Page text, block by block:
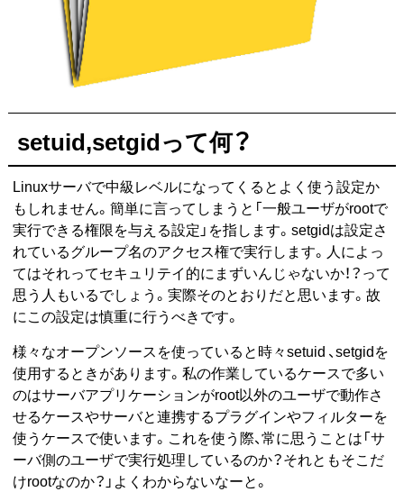
setuid,setgidって何？
Linuxサーバで中級レベルになってくるとよく使う設定か
もしれません。簡単に言ってしまうと「一般ユーザがrootで
実行できる権限を与える設定」を指します。setgidは設定さ
れているグループ名のアクセス権で実行します。人によっ
てはそれってセキュリテイ的にまずいんじゃないか！？って
思う人もいるでしょう。実際そのとおりだと思います。故
にこの設定は慎重に行うべきです。
様々なオープンソースを使っていると時々setuid 、setgidを
使用するときがあります。私の作業しているケースで多い
のはサーバアプリケーションがroot以外のユーザで動作さ
せるケースやサーバと連携するプラグインやフィルターを
使うケースで使います。これを使う際、常に思うことは「サ
ーバ側のユーザで実行処理しているのか？それともそこだ
けrootなのか？」よくわからないなーと。